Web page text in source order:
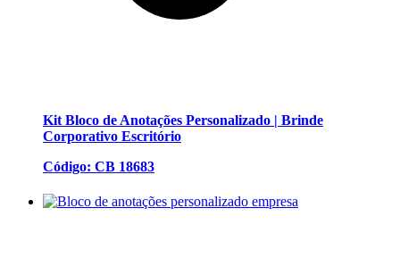
Kit Bloco de Anotações Personalizado | Brinde
Corporativo Escritório
Código: CB 18683